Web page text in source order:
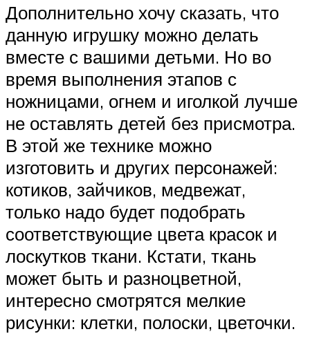
Дополнительно хочу сказать, что
данную игрушку можно делать
вместе с вашими детьми. Но во
время выполнения этапов с
ножницами, огнем и иголкой лучше
не оставлять детей без присмотра.
В этой же технике можно
изготовить и других персонажей:
котиков, зайчиков, медвежат,
только надо будет подобрать
соответствующие цвета красок и
лоскутков ткани. Кстати, ткань
может быть и разноцветной,
интересно смотрятся мелкие
рисунки: клетки, полоски, цветочки.